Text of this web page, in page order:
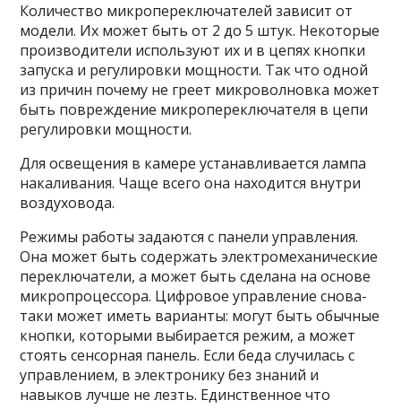
Количество микропереключателей зависит от
модели. Их может быть от 2 до 5 штук. Некоторые
производители используют их и в цепях кнопки
запуска и регулировки мощности. Так что одной
из причин почему не греет микроволновка может
быть повреждение микропереключателя в цепи
регулировки мощности.
Для освещения в камере устанавливается лампа
накаливания. Чаще всего она находится внутри
воздуховода.
Режимы работы задаются с панели управления.
Она может быть содержать электромеханические
переключатели, а может быть сделана на основе
микропроцессора. Цифровое управление снова-
таки может иметь варианты: могут быть обычные
кнопки, которыми выбирается режим, а может
стоять сенсорная панель. Если беда случилась с
управлением, в электронику без знаний и
навыков лучше не лезть. Единственное что